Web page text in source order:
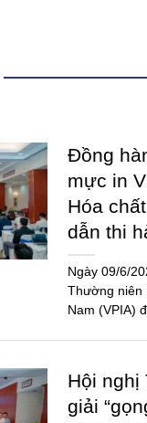
Đồng
mực in
Hóa
dẫn thi
Ngày 09/6/
Thường niên
Nam (VPIA)
Hội nghị
giải